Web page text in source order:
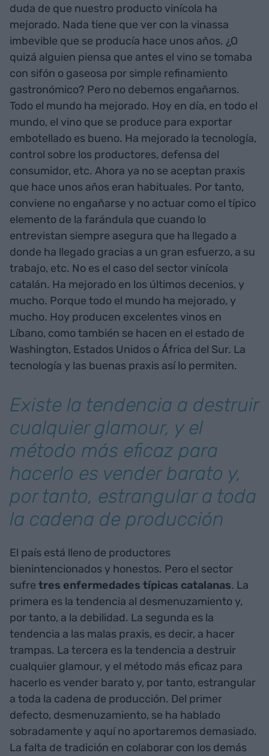
duda de que nuestro producto vinícola ha
mejorado. Nada tiene que ver con la vinassa
imbevible que se producía hace unos años. ¿O
quizá alguien piensa que antes el vino se tomaba
con sifón o gaseosa por simple refinamiento
gastronómico? Pero no debemos engañarnos.
Todo el mundo ha mejorado. Hoy en día, en todo el
mundo, el vino que se produce para exportar
embotellado es bueno. Ha mejorado la tecnología,
control sobre los productores, defensa del
consumidor, etc. Ahora ya no se aceptan praxis
que hace unos años eran habituales. Por tanto,
conviene no engañarse y no actuar como el típico
elemento de la farándula que cuando lo
entrevistan siempre asegura que ha llegado a
donde ha llegado gracias a un gran esfuerzo, a su
trabajo, etc. No es el caso del sector vinícola
catalán. Ha mejorado en los últimos decenios, y
mucho. Porque todo el mundo ha mejorado, y
mucho. Hoy producen excelentes vinos en
Líbano, como también se hacen en el estado de
Washington, Estados Unidos o África del Sur. La
tecnología y las buenas praxis así lo permiten.
Existe la tendencia a destruir
cualquier glamour, y el
método más eficaz para
hacerlo es vender barato y,
por tanto, estrangular a toda
la cadena de producción
El país está lleno de productores
bienintencionados y honestos. Pero el sector
sufre tres enfermedades típicas catalanas. La
primera es la tendencia al desmenuzamiento y,
por tanto, a la debilidad. La segunda es la
tendencia a las malas praxis, es decir, a hacer
trampas. La tercera es la tendencia a destruir
cualquier glamour, y el método más eficaz para
hacerlo es vender barato y, por tanto, estrangular
a toda la cadena de producción. Del primer
defecto, desmenuzamiento, se ha hablado
sobradamente y aquí no aportaremos demasiado.
La falta de tradición en colaborar con los demás